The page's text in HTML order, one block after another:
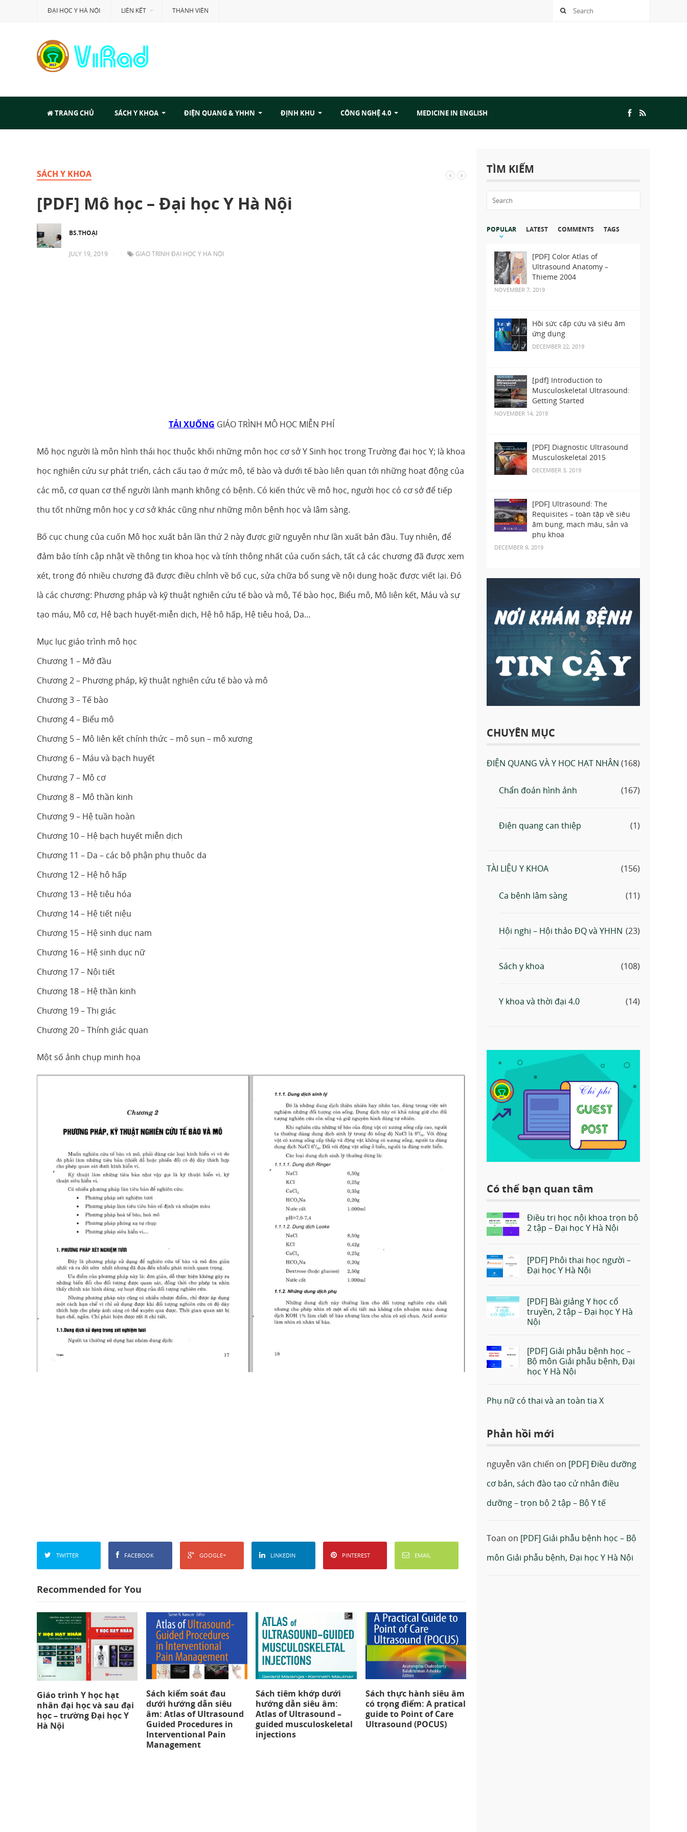
ĐẠI HỌC Y HÀ NỘI LIÊN KẾT THÀNH VIÊN
TRANG CHỦ SÁCH Y KHOA ĐIỆN QUANG & YHHN ĐỊNH KHU CÔNG NGHỆ 4.0 MEDICINE IN ENGLISH
SÁCH Y KHOA
[PDF] Mô học – Đại học Y Hà Nội
BS.THOẠI
JULY 19, 2019 GIÁO TRÌNH ĐẠI HỌC Y HÀ NỘI
TẢI XUỐNG GIÁO TRÌNH MÔ HỌC MIỄN PHÍ
Mô học người là môn hình thái học thuộc khối những môn học cơ sở Y Sinh học trong Trường đại học Y; là khoa
học nghiên cứu sự phát triển, cách cấu tạo ở mức mô, tế bào và dưới tế bào liên quan tới những hoạt động của
các mô, cơ quan cơ thể người lành mạnh không có bệnh. Có kiến thức về mô học, người học có cơ sở để tiếp
thu tốt những môn học y cơ sở khác cũng như những môn bệnh học và lâm sàng.
Bố cục chung của cuốn Mô học xuất bản lần thứ 2 này được giữ nguyên như lần xuất bản đầu. Tuy nhiên, để
đảm bảo tính cập nhật về thông tin khoa học và tính thông nhất của cuốn sách, tất cả các chương đã được xem
xét, trong đó nhiều chương đã được điều chỉnh về bố cục, sửa chữa bổ sung về nội dung hoặc được viết lại. Đó
là các chương: Phương pháp và kỹ thuật nghiên cứu tế bào và mô, Tế bào học, Biểu mô, Mô liên kết, Máu và sự
tạo máu, Mô cơ, Hệ bạch huyết-miễn dịch, Hệ hô hấp, Hệ tiêu hoá, Da…
Mục lục giáo trình mô học
Chương 1 – Mở đầu
Chương 2 – Phương pháp, kỹ thuật nghiên cứu tế bào và mô
Chương 3 – Tế bào
Chương 4 – Biểu mô
Chương 5 – Mô liên kết chính thức – mô sụn – mô xương
Chương 6 – Máu và bạch huyết
Chương 7 – Mô cơ
Chương 8 – Mô thần kinh
Chương 9 – Hệ tuần hoàn
Chương 10 – Hệ bạch huyết miễn dịch
Chương 11 – Da – các bộ phận phụ thuôc da
Chương 12 – Hệ hô hấp
Chương 13 – Hệ tiêu hóa
Chương 14 – Hệ tiết niệu
Chương 15 – Hệ sinh dục nam
Chương 16 – Hệ sinh dục nữ
Chương 17 – Nội tiết
Chương 18 – Hệ thần kinh
Chương 19 – Thị giác
Chương 20 – Thính giác quan
Một số ảnh chụp minh họa
TWITTER FACEBOOK GOOGLE+ LINKEDIN PINTEREST EMAIL
Recommended for You
Giáo trình Y học hạt
nhân đại học và sau đại
học – trường Đại học Y
Hà Nội
Sách kiểm soát đau
dưới hướng dẫn siêu
âm: Atlas of Ultrasound
Guided Procedures in
Interventional Pain
Management
Sách tiêm khớp dưới
hướng dẫn siêu âm:
Atlas of Ultrasound –
guided musculoskeletal
injections
Sách thực hành siêu âm
có trọng điểm: A pratical
guide to Point of Care
Ultrasound (POCUS)
TÌM KIẾM
POPULAR LATEST COMMENTS TAGS
[PDF] Color Atlas of
Ultrasound Anatomy –
Thieme 2004
NOVEMBER 7, 2019
Hồi sức cấp cứu và siêu âm
ứng dụng
DECEMBER 22, 2019
[pdf] Introduction to
Musculoskeletal Ultrasound:
Getting Started
NOVEMBER 14, 2019
[PDF] Diagnostic Ultrasound
Musculoskeletal 2015
DECEMBER 3, 2019
[PDF] Ultrasound: The
Requisites – toàn tập về siêu
âm bụng, mạch máu, sản và
phụ khoa
DECEMBER 9, 2019
CHUYÊN MỤC
ĐIỆN QUANG VÀ Y HỌC HẠT NHÂN (168)
Chẩn đoán hình ảnh (167)
Điện quang can thiệp (1)
TÀI LIỆU Y KHOA (156)
Ca bệnh lâm sàng (11)
Hội nghị – Hội thảo ĐQ và YHHN (23)
Sách y khoa (108)
Y khoa và thời đại 4.0 (14)
Có thể bạn quan tâm
Điều trị học nội khoa trọn bộ
2 tập – Đại học Y Hà Nội
[PDF] Phôi thai học người –
Đại học Y Hà Nội
[PDF] Bài giảng Y học cổ
truyền, 2 tập – Đại học Y Hà
Nội
[PDF] Giải phẫu bệnh học –
Bộ môn Giải phẫu bệnh, Đại
học Y Hà Nội
Phụ nữ có thai và an toàn tia X
Phản hồi mới
nguyễn văn chiến on [PDF] Điều dưỡng
cơ bản, sách đào tạo cử nhân điều
dưỡng – trọn bộ 2 tập – Bộ Y tế
Toan on [PDF] Giải phẫu bệnh học – Bộ
môn Giải phẫu bệnh, Đại học Y Hà Nội